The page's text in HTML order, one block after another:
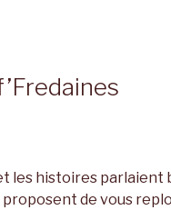
les histoires parlaient
de vous